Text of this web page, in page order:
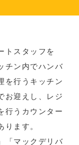
トスタッフを
チン内でハンバ
を行うキッチン
お迎えし、レジ
行うカウンター
ます。
「マックデリバ